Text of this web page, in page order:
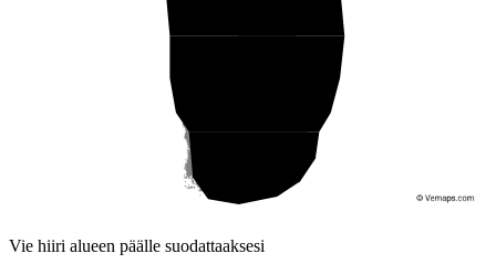
Vie hiiri alueen päälle suodattaaksesi